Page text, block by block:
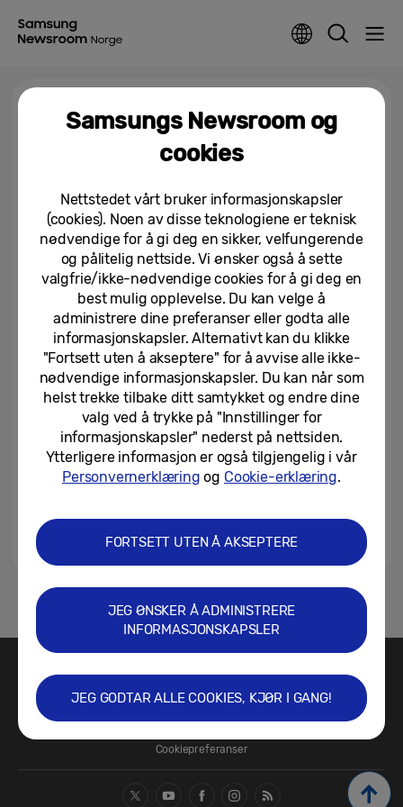
Tag >Galaxy S22 Series
Ta steget inn i Upside Down:
eksklusivt Stranger...
12/01/2026
Kontakt oss
SAMSUNG.NO
Cookiepreferanser
Samsungs Newsroom og
cookies
Nettstedet vårt bruker informasjonskapsler
(cookies). Noen av disse teknologiene er teknisk
nødvendige for å gi deg en sikker, velfungerende
og pålitelig nettside. Vi ønsker også å sette
valgfrie/ikke-nødvendige cookies for å gi deg en
best mulig opplevelse. Du kan velge å
administrere dine preferanser eller godta alle
informasjonskapsler. Alternativt kan du klikke
"Fortsett uten å akseptere" for å avvise alle ikke-
nødvendige informasjonskapsler. Du kan når som
helst trekke tilbake ditt samtykket og endre dine
valg ved å trykke på "Innstillinger for
informasjonskapsler" nederst på nettsiden.
Ytterligere informasjon er også tilgjengelig i vår
Personvernerklæring og Cookie-erklæring.
FORTSETT UTEN Å AKSEPTERE
JEG ØNSKER Å ADMINISTRERE
INFORMASJONSKAPSLER
JEG GODTAR ALLE COOKIES, KJØR I GANG!